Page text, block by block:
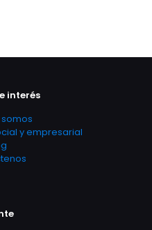
interés
y empresarial